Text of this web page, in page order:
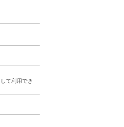
て利用でき